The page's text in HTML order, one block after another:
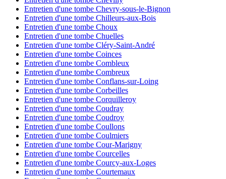
Entretien d'une tombe Chevry-sous-le-Bignon
Entretien d'une tombe Chilleurs-aux-Bois
Entretien d'une tombe Choux
Entretien d'une tombe Chuelles
Entretien d'une tombe Cléry-Saint-André
Entretien d'une tombe Coinces
Entretien d'une tombe Combleux
Entretien d'une tombe Combreux
Entretien d'une tombe Conflans-sur-Loing
Entretien d'une tombe Corbeilles
Entretien d'une tombe Corquilleroy
Entretien d'une tombe Coudray
Entretien d'une tombe Coudroy
Entretien d'une tombe Coullons
Entretien d'une tombe Coulmiers
Entretien d'une tombe Cour-Marigny
Entretien d'une tombe Courcelles
Entretien d'une tombe Courcy-aux-Loges
Entretien d'une tombe Courtemaux